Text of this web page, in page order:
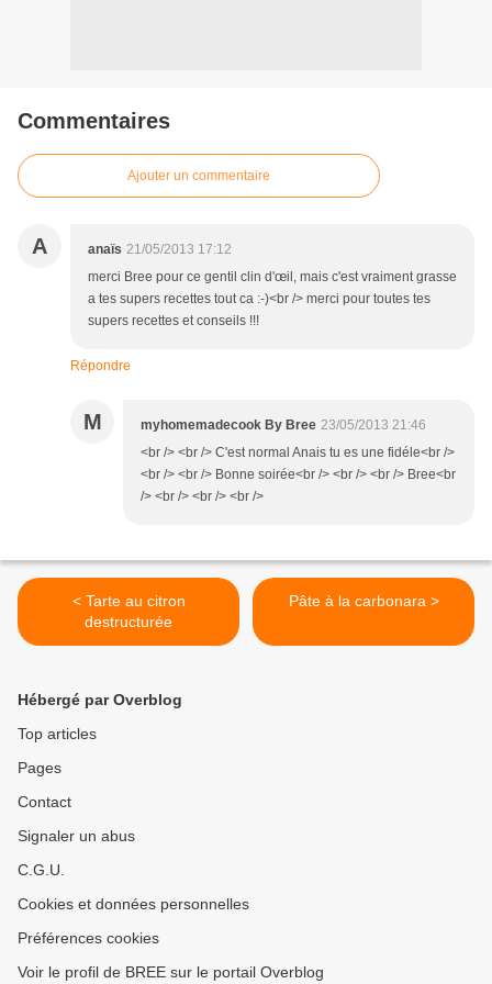
Commentaires
Ajouter un commentaire
A anaïs 21/05/2013 17:12
merci Bree pour ce gentil clin d'œil, mais c'est vraiment grasse
a tes supers recettes tout ca :-)<br /> merci pour toutes tes
supers recettes et conseils !!!
Répondre
M myhomemadecook By Bree 23/05/2013 21:46
<br /> <br /> C'est normal Anais tu es une fidéle<br />
<br /> <br /> Bonne soirée<br /> <br /> <br /> Bree<br
/> <br /> <br /> <br />
< Tarte au citron
destructurée
Pâte à la carbonara >
Hébergé par Overblog
Top articles
Pages
Contact
Signaler un abus
C.G.U.
Cookies et données personnelles
Préférences cookies
Voir le profil de BREE sur le portail Overblog